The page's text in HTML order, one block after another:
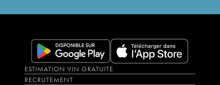
ESTIMATION VIN GRATUITE
RECRUTEMENT